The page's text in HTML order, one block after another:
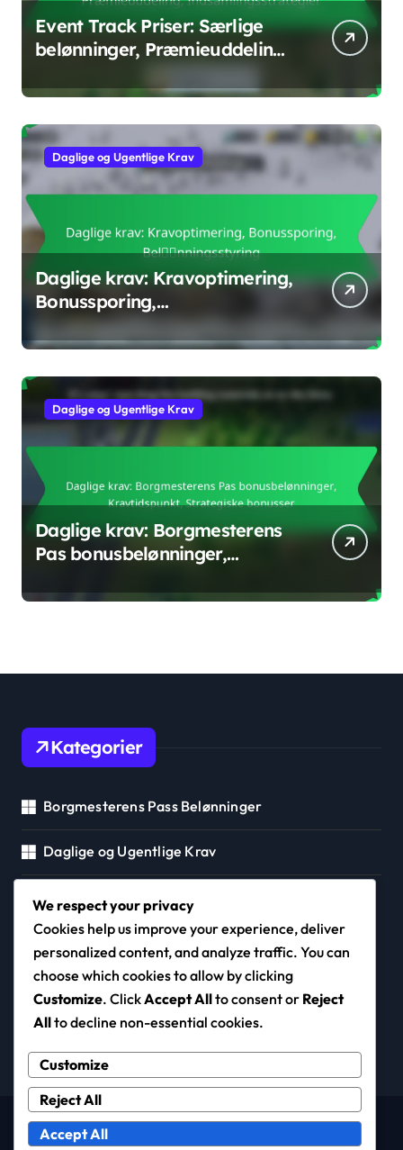
Event Track Priser: Særlige
belønninger, Præmieuddeling,
Indsamlingsstrategier
Daglige og Ugentlige Krav
Daglige krav: Kravoptimering,
Bonussporing,
Belønningsstyring
Daglige og Ugentlige Krav
Daglige krav: Borgmesterens
Pas bonusbelønninger,
bonusser
Kategorier
Borgmesterens Pass Belønninger
Daglige og Ugentlige Krav
Event Track Priser
amyjtoday.com
Copyright © All rights reserved
by
We respect your privacy
Cookies help us improve your experience, deliver
personalized content, and analyze traffic. You can
choose which cookies to allow by clicking
Customize. ClickAccept Allto consent or Reject
Allto decline non-essential cookies.
Customize
Reject All
Accept All